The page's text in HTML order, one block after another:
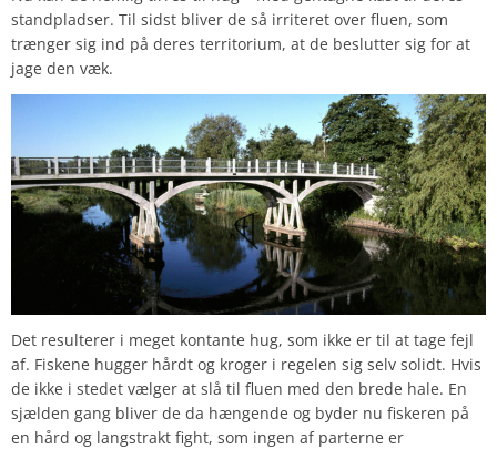
standpladser. Til sidst bliver de så irriteret over fluen, som
trænger sig ind på deres territorium, at de beslutter sig for at
jage den væk.
Det resulterer i meget kontante hug, som ikke er til at tage fejl
af. Fiskene hugger hårdt og kroger i regelen sig selv solidt. Hvis
de ikke i stedet vælger at slå til fluen med den brede hale. En
sjælden gang bliver de da hængende og byder nu fiskeren på
en hård og langstrakt fight, som ingen af parterne er